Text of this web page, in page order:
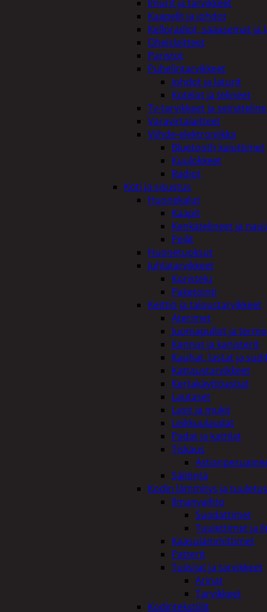
Imurit ja tarvikkeet
Kaapelit ja johdot
Kelloradiot, sääasemat
Oheislaitteet
Paristot
Puhelintarvikkeet
Johdot ja laturit
Kotelot ja telineet
Tv-tarvikkeet ja
Varavirtalaitteet
Viihde-elektroniikka
Bluetooth kaiuttimet
Kuulokkeet
Radiot
Koti ja sisustus
Huonekalut
Kaapit
Kenkätelineet ja
Peilit
Huonetuoksut
Juhlatarvikkeet
Koristelu
Paketointi
Keittiö ja taloustarvikkeet
Aterimet
Juomapullot ja
Kannut ja kanisterit
Kauhat, lastat ja
Kattaustarvikkeet
Kertakäyttöastiat
Lautaset
Lasit ja mukit
Leikkuulaudat
Padat ja kattilat
Tiskaus
Säilöntä
Kodin lämmitys ja tuuletus
Ilmanvaihto
Suodattimet
Tuulettimet ja
Kaasulämmittimet
Patterit
Tulisijat ja tarvikkeet
Arinat
Tarvikkeet
Kodintekstiilit